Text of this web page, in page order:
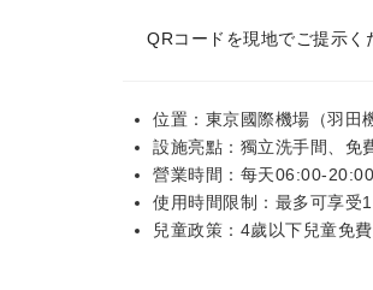
QRコードを現地でご提示く
位置：東京國際機場（羽田
設施亮點：獨立洗手間、免
營業時間：每天06:00-20:00
使用時間限制：最多可享受
兒童政策：4歲以下兒童免費